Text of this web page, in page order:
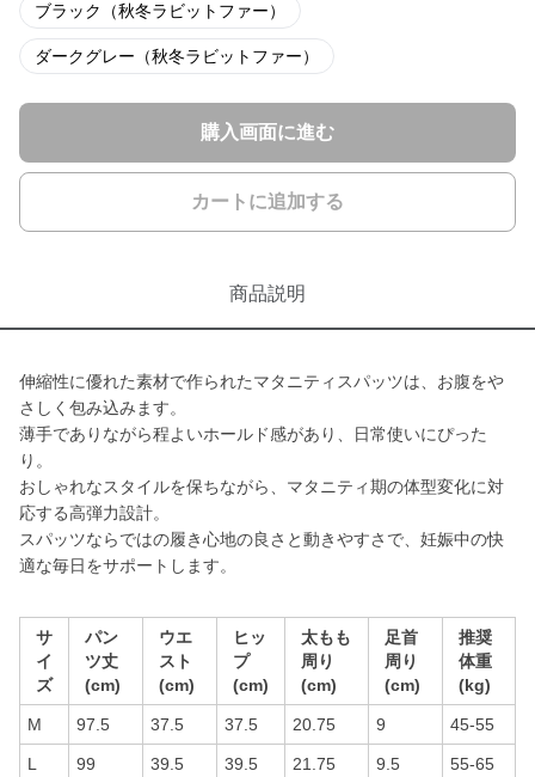
ブラック（秋冬ラビットファー）
ダークグレー（秋冬ラビットファー）
購入画面に進む
カートに追加する
商品説明
伸縮性に優れた素材で作られたマタニティスパッツは、お腹をや
さしく包み込みます。
薄手でありながら程よいホールド感があり、日常使いにぴった
り。
おしゃれなスタイルを保ちながら、マタニティ期の体型変化に対
応する高弾力設計。
スパッツならではの履き心地の良さと動きやすさで、妊娠中の快
適な毎日をサポートします。
サ
イ
ズ
パン
ツ丈
(cm)
ウエ
スト
(cm)
ヒッ
プ
(cm)
太もも
周り
(cm)
足首
周り
(cm)
推奨
体重
(kg)
M 97.5 37.5 37.5 20.75 9 45-55
L 99 39.5 39.5 21.75 9.5 55-65